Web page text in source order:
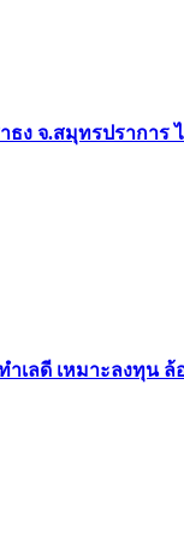
ง จ.สมุทรปราการ
ลดี เหมาะลงทุน ล้